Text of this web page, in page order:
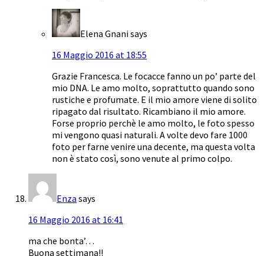
Elena Gnanisays
16 Maggio 2016 at 18:55
Grazie Francesca. Le focacce fanno un po’ parte del
mio DNA. Le amo molto, soprattutto quando sono
rustiche e profumate. E il mio amore viene di solito
ripagato dal risultato. Ricambiano il mio amore.
Forse proprio perchè le amo molto, le foto spesso
mi vengono quasi naturali. A volte devo fare 1000
foto per farne venire una decente, ma questa volta
non è stato così, sono venute al primo colpo.
Enza says
16 Maggio 2016 at 16:41
ma che bonta’…
Buona settimana!!